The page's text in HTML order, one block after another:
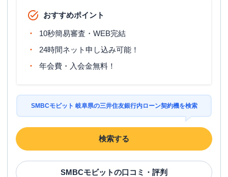
おすすめポイント
10秒簡易審査・WEB完結
24時間ネット申し込み可能！
年会費・入会金無料！
SMBCモビット 岐阜県の三井住友銀行内ローン契約機を検索
検索する
SMBCモビットの口コミ・評判